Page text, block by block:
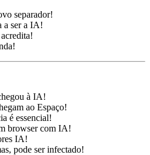
separador!
a ser a IA!
à IA!
ao Espaço!
é essencial!
browser com IA!
IA!
pode ser infectado!